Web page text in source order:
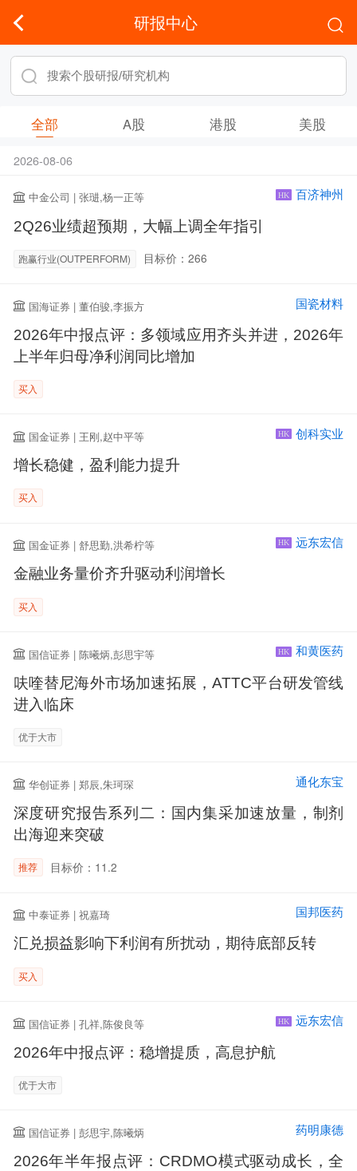
研报中心
全部 A股 港股 美股
2026-08-06
中金公司 | 张琎,杨一正等 HK 百济神州
2Q26业绩超预期，大幅上调全年指引
跑赢行业(OUTPERFORM) 目标价：266
国海证券 | 董伯骏,李振方 国瓷材料
2026年中报点评：多领域应用齐头并进，2026年
上半年归母净利润同比增加
买入
国金证券 | 王刚,赵中平等 HK 创科实业
增长稳健，盈利能力提升
买入
国金证券 | 舒思勤,洪希柠等 HK 远东宏信
金融业务量价齐升驱动利润增长
买入
国信证券 | 陈曦炳,彭思宇等 HK 和黄医药
呋喹替尼海外市场加速拓展，ATTC平台研发管线
进入临床
优于大市
华创证券 | 郑辰,朱珂琛 通化东宝
深度研究报告系列二：国内集采加速放量，制剂
出海迎来突破
推荐 目标价：11.2
中泰证券 | 祝嘉琦 国邦医药
汇兑损益影响下利润有所扰动，期待底部反转
买入
国信证券 | 孔祥,陈俊良等 HK 远东宏信
2026年中报点评：稳增提质，高息护航
优于大市
国信证券 | 彭思宇,陈曦炳 药明康德
2026年半年报点评：CRDMO模式驱动成长，全